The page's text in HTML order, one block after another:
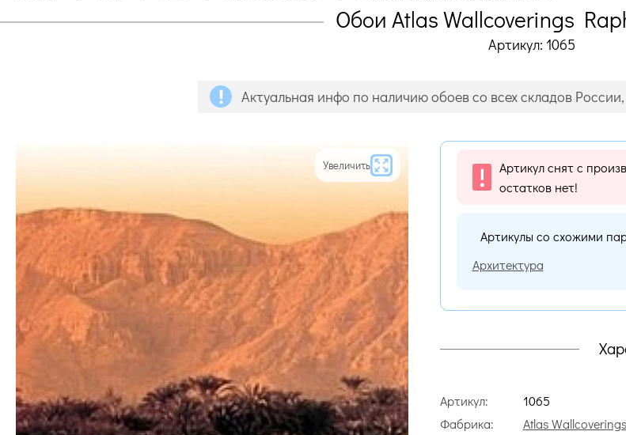
Обои Atlas Wallcoverings
Артикул: 1065
Актуальная инфо по наличию обоев со всех складов
Увеличить
Артикул снят с
остатков нет!
Артикулы со схожими
Архитектура
Артикул:
1065
Фабрика:
Atlas Wallcoverings